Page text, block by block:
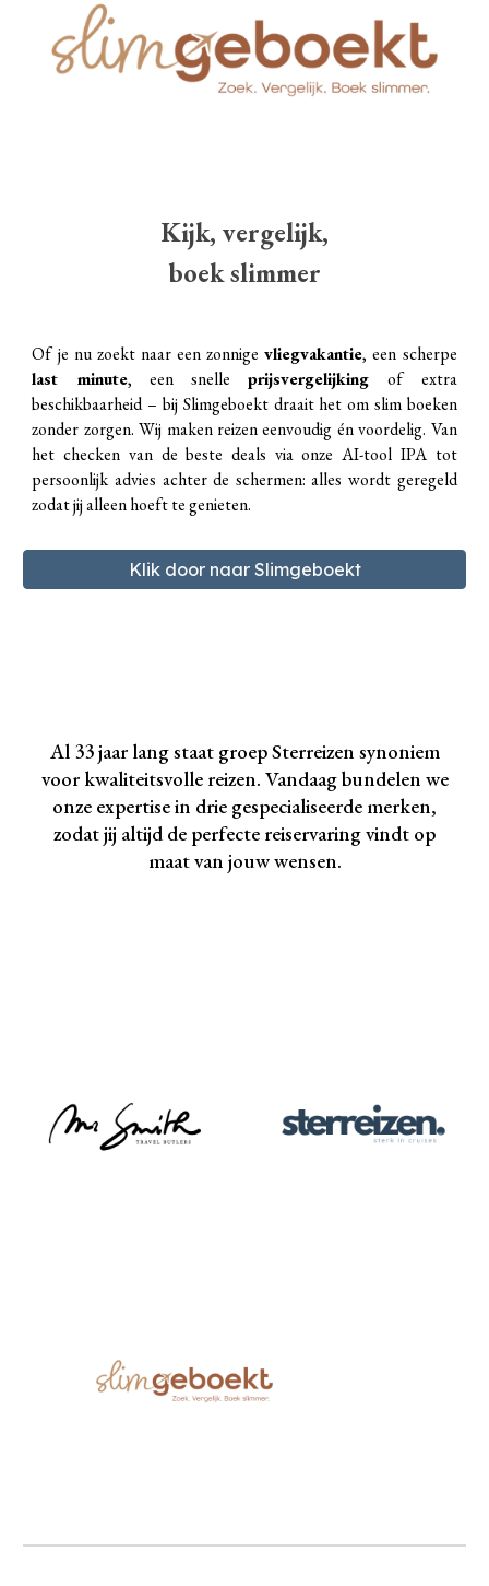
Kijk, vergelijk,
boek slimmer
Of je nu zoekt naar een zonnigevliegvakantie, een scherpe
last minute, een snelleprijsvergelijkingof extra
beschikbaarheid – bij Slimgeboekt draait het om slim boeken
zonder zorgen. Wij maken reizen eenvoudig én voordelig. Van
het checken van de beste deals via onze AI-tool IPA tot
persoonlijk advies achter de schermen: alles wordt geregeld
zodat jij alleen hoeft te genieten.
Klik door naar Slimgeboekt
Al 33 jaar lang staat groepSterreizen synoniem
voor kwaliteitsvolle reizen. Vandaag bundelen we
onze expertise in drie gespecialiseerde merken,
zodat jij altijd de perfecte reiservaring vindt op
maat van jouw wensen.